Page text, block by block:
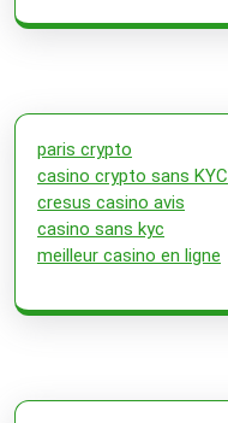
paris crypto
casino crypto sans KYC
cresus casino avis
casino sans kyc
meilleur casino en ligne